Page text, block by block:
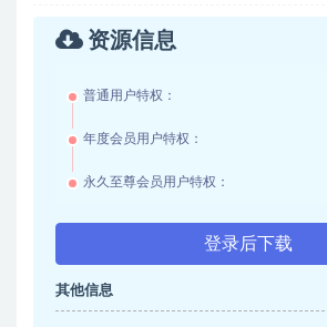
资源信息
普通用户特权：
年度会员用户特权：
永久至尊会员用户特权：
登录后下载
其他信息